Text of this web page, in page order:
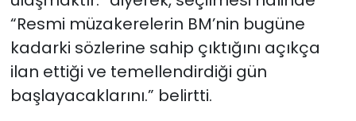
“Resmi müzakerelerin BM’nin bugüne
kadarki sözlerine sahip çıktığını açıkça
ilan ettiği ve temellendirdiği gün
başlayacaklarını.” belirtti.